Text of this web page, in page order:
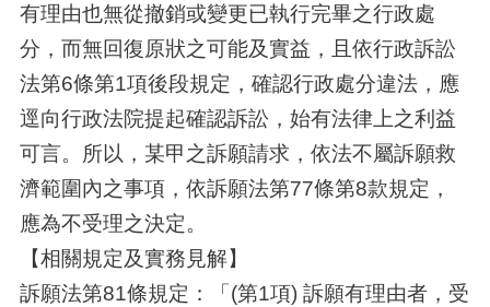
有理由也無從撤銷或變更已執行完畢之行政處
分，而無回復原狀之可能及實益，且依行政訴訟
法第6條第1項後段規定，確認行政處分違法，應
逕向行政法院提起確認訴訟，始有法律上之利益
可言。所以，某甲之訴願請求，依法不屬訴願救
濟範圍內之事項，依訴願法第77條第8款規定，
應為不受理之決定。
【相關規定及實務見解】
訴願法第81條規定：「(第1項) 訴願有理由者，受